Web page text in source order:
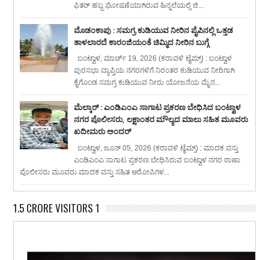
ಫಿತರ್ ಹಬ್ಬ ಘೋಷಣೆಯಾಗಿರುವ ಹಿನ್ನಲೆಯಲ್ಲಿ ಜಿ...
ಮೊಡಂಕಾಪು : ಸಮಗ್ರ ಕುಡಿಯುವ ನೀರಿನ ಪೈಪಿನಲ್ಲಿ ಒತ್ತಡ
ತಾಳಲಾರದೆ ಕಾರಂಜಿಯಂತೆ ಚಿಮ್ಮಿದ ನೀರಿನ ಬುಗ್ಗೆ
ಬಂಟ್ವಾಳ, ಮಾರ್ಚ್ 19, 2026 (ಕರಾವಳಿ ಟೈಮ್ಸ್) : ಬಂಟ್ವಾಳ
ಪುರಸಭಾ ವ್ಯಾಪ್ತಿಯ ನಗರಗಳಿಗೆ ನಿರಂತರ ಕುಡಿಯುವ ನೀರಿಗಾಗಿ
ಕೈಗೊಂಡ ಸಮಗ್ರ ಕುಡಿಯುವ ನೀರು ಯೋಜನೆಯ ಮೈನ...
ಮೆಲ್ಕಾರ್ : ಎಂಡಿಎಂಎ ಸಾಗಾಟ ಪ್ರಕರಣ ಬೇಧಿಸಿದ ಬಂಟ್ವಾಳ
ನಗರ ಪೊಲೀಸರು, ಲಕ್ಷಾಂತರ ಮೌಲ್ಯದ ಮಾಲು ಸಹಿತ ಮೂವರು
ಖದೀಮರು ಅಂದರ್
ಬಂಟ್ವಾಳ, ಜೂನ್ 05, 2026 (ಕರಾವಳಿ ಟೈಮ್ಸ್) : ಮಾದಕ ವಸ್ತು
ಎಂಡಿಎಂಎ ಸಾಗಾಟ ಪ್ರಕರಣ ಬೇಧಿಸಿರುವ ಬಂಟ್ವಾಳ ನಗರ ಠಾಣಾ
ಪೊಲೀಸರು ಮೂವರು ಮಾದಕ ವಸ್ತು ಸಹಿತ ಆರೋಪಿಗಳ...
1.5 CRORE VISITORS 1